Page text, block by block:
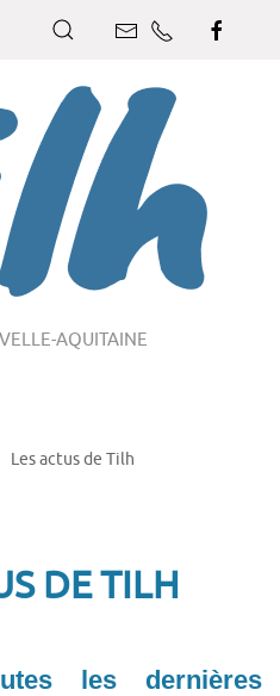
AQUITAINE
Les actus de Tilh
DE TILH
les dernières